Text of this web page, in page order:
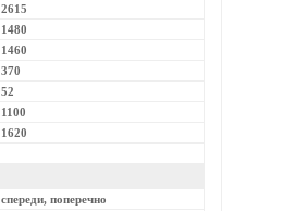
2615
1480
1460
370
52
1100
1620
спереди, поперечно